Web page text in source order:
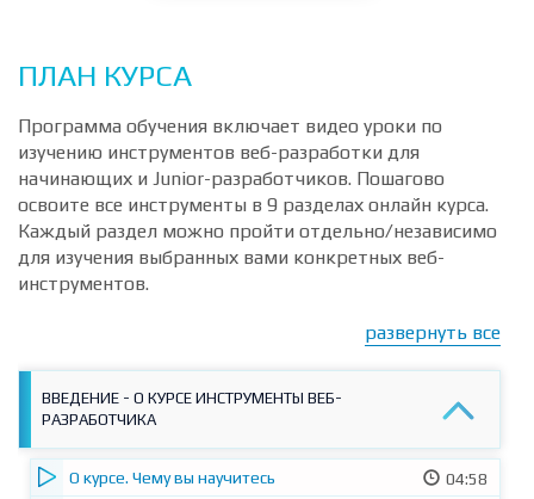
ПЛАН КУРСА
Программа обучения включает видео уроки по
изучению инструментов веб-разработки для
начинающих и Junior-разработчиков. Пошагово
освоите все инструменты в 9 разделах онлайн курса.
Каждый раздел можно пройти отдельно/независимо
для изучения выбранных вами конкретных веб-
развернуть все
ВВЕДЕНИЕ - О КУРСЕ ИНСТРУМЕНТЫ ВЕБ-
РАЗРАБОТЧИКА